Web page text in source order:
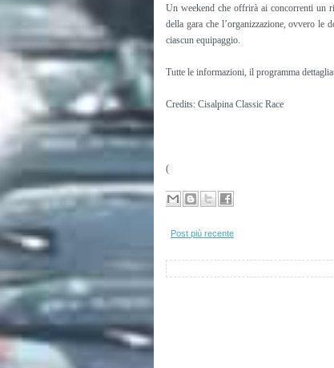
Un weekend che offrirà ai concorrenti un
della gara che l’organizzazione, ovvero le
ciascun equipaggio.
Tutte le informazioni, il programma
Credits: Cisalpina Classic Race
(
Post più recente